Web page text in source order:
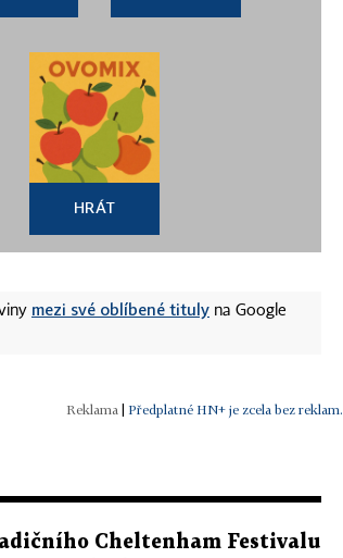
HRÁT
mezi své oblíbené tituly na Google
| Předplatné HN+ je zcela bez reklam.
Cheltenham Festivalu